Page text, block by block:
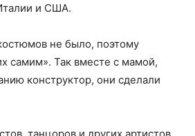
и США.
не было, поэтому
самим». Так вместе с мамой,
конструктор, они сделали
танцоров и других артистов